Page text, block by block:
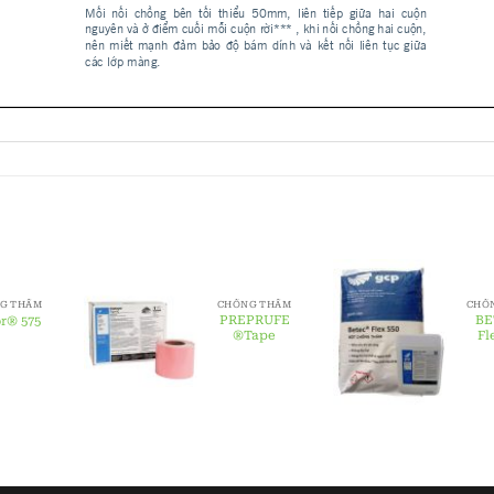
THẤM
575
CHỐNG THẤM
PREPRUFE
®Tape